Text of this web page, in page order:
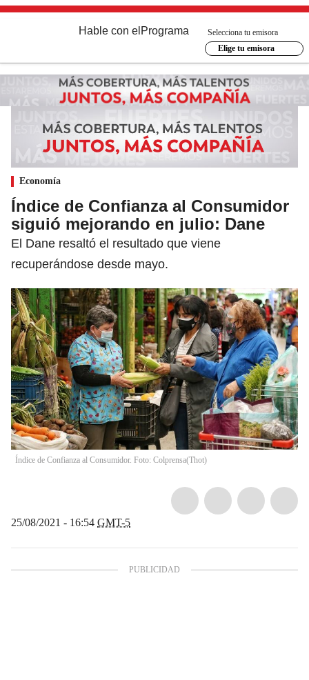
Hable con el Programa
Selecciona tu emisora
Elige tu emisora
Economía
Índice de Confianza al Consumidor
siguió mejorando en julio: Dane
El Dane resaltó el resultado que viene
recuperándose desde mayo.
Índice de Confianza al Consumidor. Foto: Colprensa(Thot)
25/08/2021 - 16:54 GMT-5